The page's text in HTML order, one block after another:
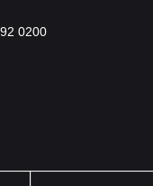
0200